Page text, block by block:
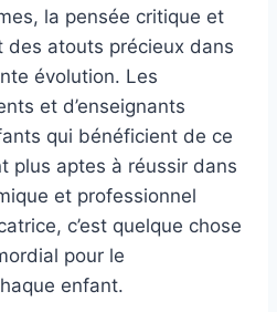
la pensée critique et
des atouts précieux dans
évolution. Les
et d’enseignants
qui bénéficient de ce
plus aptes à réussir dans
et professionnel
c’est quelque chose
pour le
enfant.